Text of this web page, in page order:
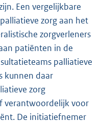
Een vergelijkbare
zorg aan het
zorgverleners
patiënten in de
palliatieve
kunnen daar
zorg
verantwoordelijk voor
De initiatiefnemer